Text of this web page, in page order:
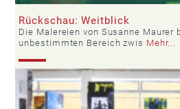
Rückschau: Weitblick
Die Malereien von Susanne Maurer
unbestimmten Bereich zwis Mehr...